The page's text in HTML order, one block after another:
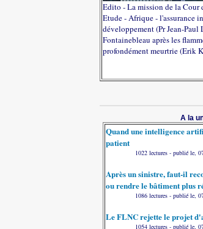
Edito - La mission de la Cour
Etude - Afrique - l'assurance
développement (Pr Jean-
Fontainebleau après les
profondément meurtrie (Erik
A la
Quand une intelligence
patient
1022 lectures - publié le,
Après un sinistre, faut-il
ou rendre le bâtiment plus
1086 lectures - publié le,
Le FLNC rejette le projet
1054 lectures - publié le,